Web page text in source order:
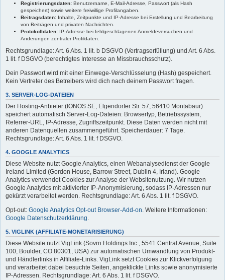
Registrierungsdaten: Benutzername, E-Mail-Adresse, Passwort (als Hash
gespeichert) sowie weitere freiwillige Profilangaben.
Beitragsdaten: Inhalte, Zeitpunkte und IP-Adresse bei Erstellung und Bearbeitung
von Beiträgen und privaten Nachrichten.
Protokolldaten: IP-Adresse bei fehlgeschlagenen Anmeldeversuchen und
Änderungen zentraler Profildaten.
Rechtsgrundlage: Art. 6 Abs. 1 lit. b DSGVO (Vertragserfüllung) und Art. 6 Abs.
1 lit. f DSGVO (berechtigtes Interesse an Missbrauchsschutz).
Dein Passwort wird mit einer Einwege-Verschlüsselung (Hash) gespeichert.
Kein Vertreter des Betreibers wird dich nach deinem Passwort fragen.
3. SERVER-LOG-DATEIEN
Der Hosting-Anbieter (IONOS SE, Elgendorfer Str. 57, 56410 Montabaur)
speichert automatisch Server-Log-Dateien: Browsertyp, Betriebssystem,
Referrer-URL, IP-Adresse, Zugriffszeitpunkt. Diese Daten werden nicht mit
anderen Datenquellen zusammengeführt. Speicherdauer: 7 Tage.
Rechtsgrundlage: Art. 6 Abs. 1 lit. f DSGVO.
4. GOOGLE ANALYTICS
Diese Website nutzt Google Analytics, einen Webanalysedienst der Google
Ireland Limited (Gordon House, Barrow Street, Dublin 4, Irland). Google
Analytics verwendet Cookies zur Analyse der Websitenutzung. Wir nutzen
Google Analytics mit aktivierter IP-Anonymisierung, sodass IP-Adressen nur
gekürzt verarbeitet werden. Rechtsgrundlage: Art. 6 Abs. 1 lit. f DSGVO.
Opt-out: Google Analytics Opt-out Browser-Add-on. Weitere Informationen:
Google Datenschutzerklärung.
5. VIGLINK (AFFILIATE-MONETARISIERUNG)
Diese Website nutzt VigLink (Sovrn Holdings Inc., 5541 Central Avenue, Suite
100, Boulder, CO 80301, USA) zur automatischen Umwandlung von Produkt-
und Händlerlinks in Affiliate-Links. VigLink setzt Cookies zur Klickverfolgung
und verarbeitet dabei besuchte Seiten, angeklickte Links sowie anonymisierte
IP-Adressen. Rechtsgrundlage: Art. 6 Abs. 1 lit. f DSGVO.